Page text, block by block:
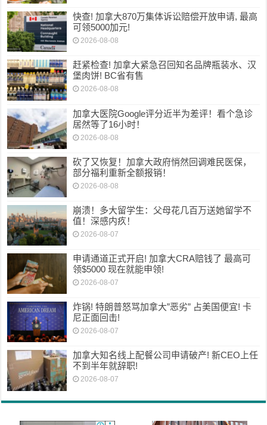
快查! 加拿大870万集体诉讼赔偿开放申请, 最高
可领5000加元!
2026-08-08
赶紧检查! 加拿大紧急召回知名品牌瓶装水、汉
堡肉饼! BC省有售
2026-08-08
加拿大医院Google评分近半为差评！看个急诊
居然等了16小时！
2026-08-08
砍了又恢复！加拿大政府悄然回调难民医保，
部分福利重新全额报销！
2026-08-08
崩溃！多大留学生：父母花几百万送她留学不
值！深感内疚！
2026-08-07
申请通道正式开启! 加拿大CRA赔钱了 最高可
领$5000 现在就能申领!
2026-08-07
炸锅! 特朗普怒骂加拿大”恶劣” 占美国便宜! 卡
尼正面回击!
2026-08-07
加拿大知名线上配餐公司申请破产! 新CEO上任
不到半年就辞职!
2026-08-07